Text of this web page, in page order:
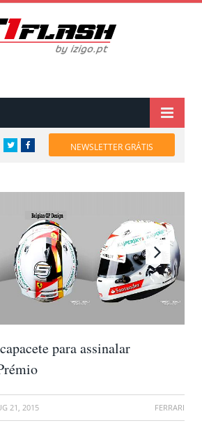
TwitterFacebook NEWSLETTER GRÁTIS
para assinalar
21, 2015 FERRARI